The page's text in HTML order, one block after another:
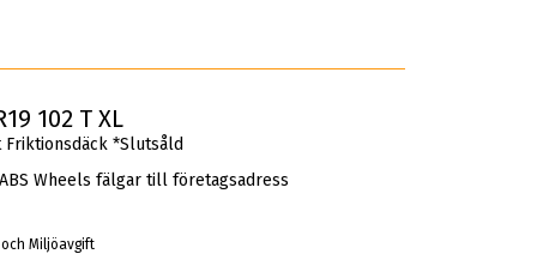
102 T XL
Friktionsdäck *Slutsåld
Wheels fälgar till företagsadress
och Miljöavgift